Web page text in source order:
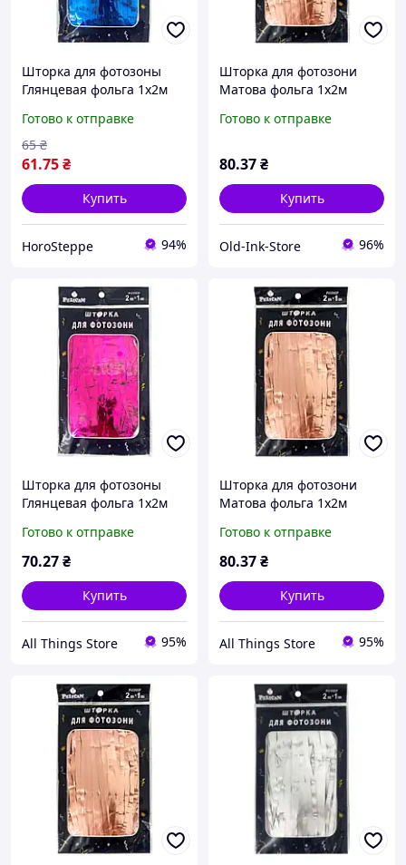
Шторка для фотозоны
Глянцевая фольга 1х2м
Готово к отправке
61.75₴
65 ₴
Купить
HoroSteppe 94%
Шторка для фотозони
Матова фольга 1х2м
PELICAN
Готово к отправке
80.37₴
Купить
Old-Ink-Store 96%
Шторка для фотозоны
Глянцевая фольга 1х2м
Готово к отправке
70.27₴
Купить
All Things Store 95%
Шторка для фотозони
Матова фольга 1х2м
PELICAN
Готово к отправке
80.37₴
Купить
All Things Store 95%